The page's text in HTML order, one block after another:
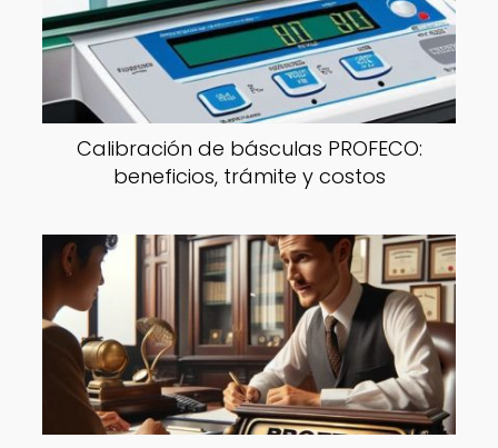
Calibración de básculas PROFECO:
beneficios, trámite y costos